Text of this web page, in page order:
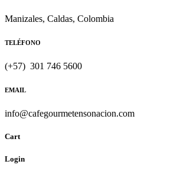
Manizales, Caldas, Colombia
TELÉFONO
(+57) 301 746 5600
EMAIL
info@cafegourmetensonacion.com
Cart
Login